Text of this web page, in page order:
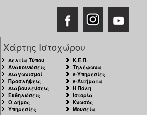
Χάρτης Ιστοχώρου
Δελτία Τύπου
Ανακοινώσεις
Διαγωνισμοί
Προσλήψεις
Διαβουλεύσεις
Εκδηλώσεις
Ο Δήμος
Υπηρεσίες
Κ.Ε.Π.
Τηλέφωνα
e-Υπηρεσίες
e-Αιτήματα
Η Πόλη
Ιστορία
Κνωσός
Μουσεία